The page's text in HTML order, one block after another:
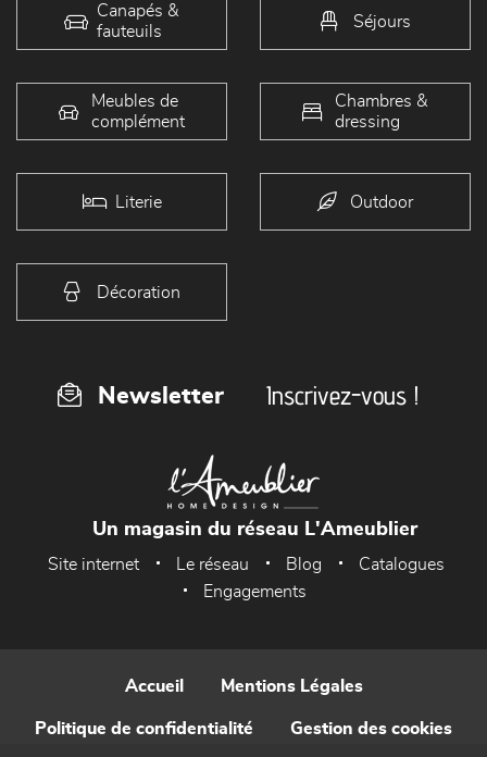
Canapés &
fauteuils
Séjours
Meubles de
complément
Chambres &
dressing
Literie Outdoor
Décoration
Newsletter Inscrivez-vous !
Un magasin du réseau L'Ameublier
Site internet Le réseau Blog
Catalogues
Engagements
Accueil Mentions Légales
Politique de confidentialité Gestion des cookies